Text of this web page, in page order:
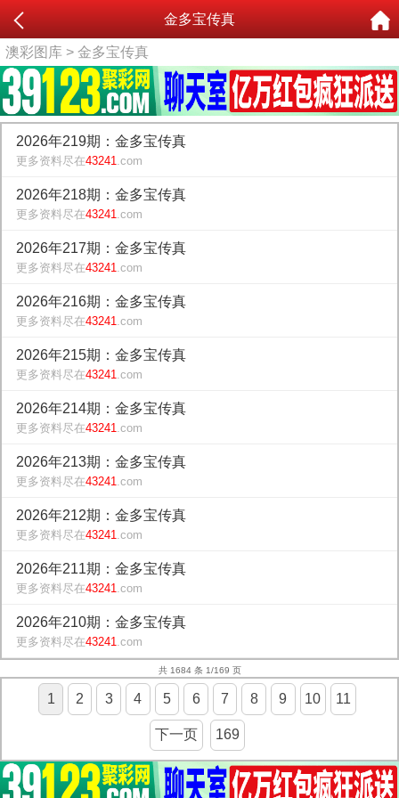
金多宝传真
澳彩图库 > 金多宝传真
2026年219期：金多宝传真
更多资料尽在43241.com
2026年218期：金多宝传真
更多资料尽在43241.com
2026年217期：金多宝传真
更多资料尽在43241.com
2026年216期：金多宝传真
更多资料尽在43241.com
2026年215期：金多宝传真
更多资料尽在43241.com
2026年214期：金多宝传真
更多资料尽在43241.com
2026年213期：金多宝传真
更多资料尽在43241.com
2026年212期：金多宝传真
更多资料尽在43241.com
2026年211期：金多宝传真
更多资料尽在43241.com
2026年210期：金多宝传真
更多资料尽在43241.com
共 1684 条 1/169 页
1 2 3 4 5 6 7 8 9 10 11
下一页 169